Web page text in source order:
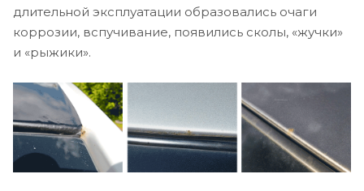
длительной эксплуатации образовались очаги
коррозии, вспучивание, появились сколы, «жучки»
и «рыжики».